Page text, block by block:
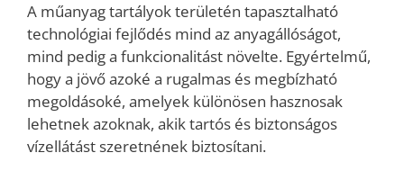
A műanyag tartályok területén tapasztalható
technológiai fejlődés mind az anyagállóságot,
mind pedig a funkcionalitást növelte. Egyértelmű,
hogy a jövő azoké a rugalmas és megbízható
megoldásoké, amelyek különösen hasznosak
lehetnek azoknak, akik tartós és biztonságos
vízellátást szeretnének biztosítani.